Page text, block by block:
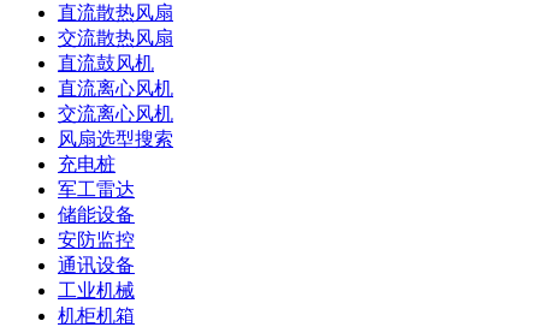
直流散热风扇
交流散热风扇
直流鼓风机
直流离心风机
交流离心风机
风扇选型搜索
充电桩
军工雷达
储能设备
安防监控
通讯设备
工业机械
机柜机箱